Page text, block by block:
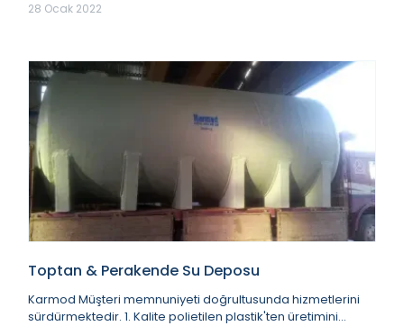
28 Ocak 2022
Toptan & Perakende Su Deposu
Karmod Müşteri memnuniyeti doğrultusunda hizmetlerini
sürdürmektedir. 1. Kalite polietilen plastik'ten üretimini